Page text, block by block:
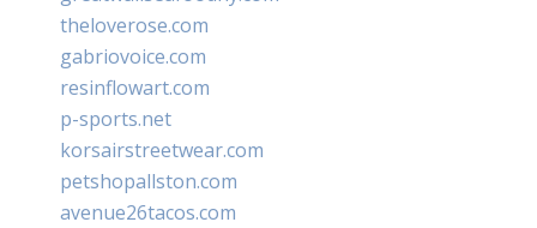
theloverose.com
gabriovoice.com
resinflowart.com
p-sports.net
korsairstreetwear.com
petshopallston.com
avenue26tacos.com